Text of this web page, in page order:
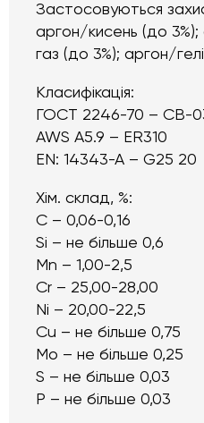
Застосовуються
аргон/кисень (до 3%);
газ (до 3%); аргон/
Класифікація:
ГОСТ 2246-70 – СВ-
AWS A5.9 – ER310
EN: 14343-A – G25 20
Хім. склад, %:
C – 0,06-0,16
Si – не більше 0,6
Mn – 1,00-2,5
Cr – 25,00-28,00
Ni – 20,00-22,5
Cu – не більше 0,75
Mo – не більше 0,25
S – не більше 0,03
Р – не більше 0,03